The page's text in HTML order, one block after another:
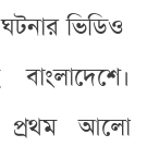
ভিডিও
প্রথম আলো